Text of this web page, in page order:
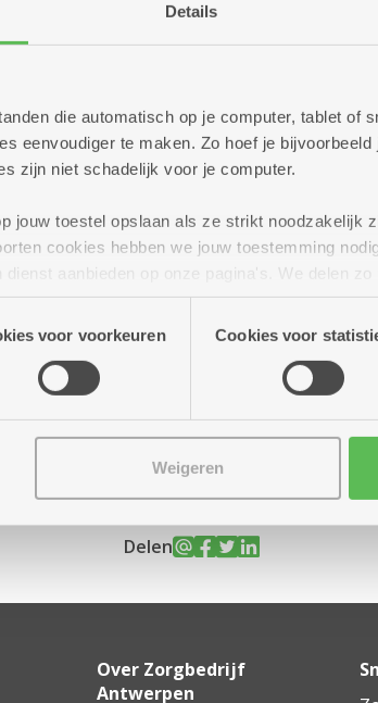
Details
die automatisch op je computer, tablet of
eenvoudiger te maken. Zo hoef je
zijn niet schadelijk voor je computer.
jouw toestel opslaan als ze strikt noodzakelijk
cookies hebben we jouw toestemming
dienst aanbieden op onze pagina's. We delen zo
voor social media, advertenties en analyse.
voor voorkeuren Cookies voor
Weigeren
vragen?
Delen
Over Zorgbedrijf
Antwerpen